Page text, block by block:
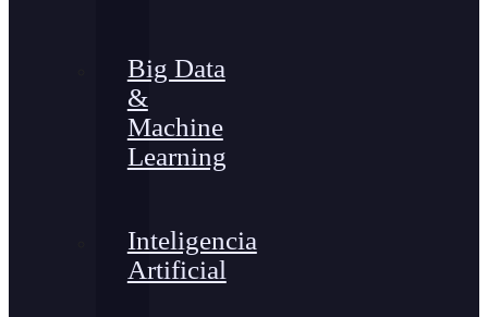
Big Data
&
Machine
Learning
Inteligencia
Artificial